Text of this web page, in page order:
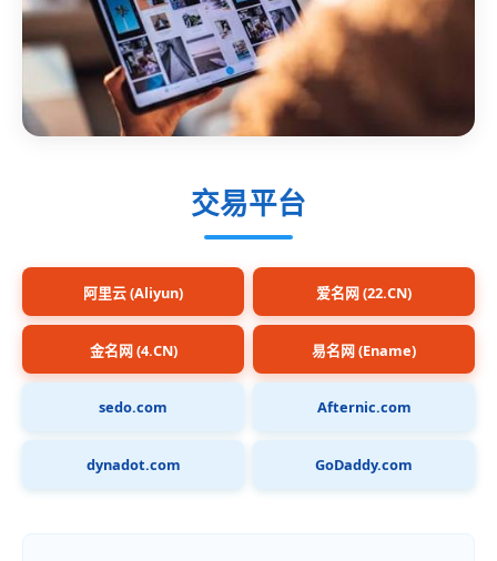
交易平台
阿里云 (Aliyun) 爱名网 (22.CN)
金名网 (4.CN) 易名网 (Ename)
sedo.com Afternic.com
dynadot.com GoDaddy.com